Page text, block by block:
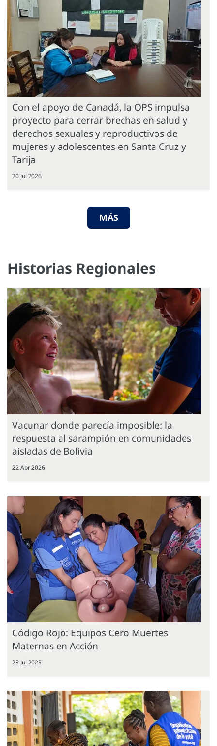
Con el apoyo de Canadá, la OPS impulsa
proyecto para cerrar brechas en salud y
derechos sexuales y reproductivos de
mujeres y adolescentes en Santa Cruz y
Tarija
20 Jul 2026
MÁS
Historias Regionales
Vacunar donde parecía imposible: la
respuesta al sarampión en comunidades
aisladas de Bolivia
22 Abr 2026
Código Rojo: Equipos Cero Muertes
Maternas en Acción
23 Jul 2025